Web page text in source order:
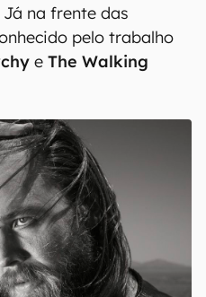
Já na frente das
pelo trabalho
e The Walking